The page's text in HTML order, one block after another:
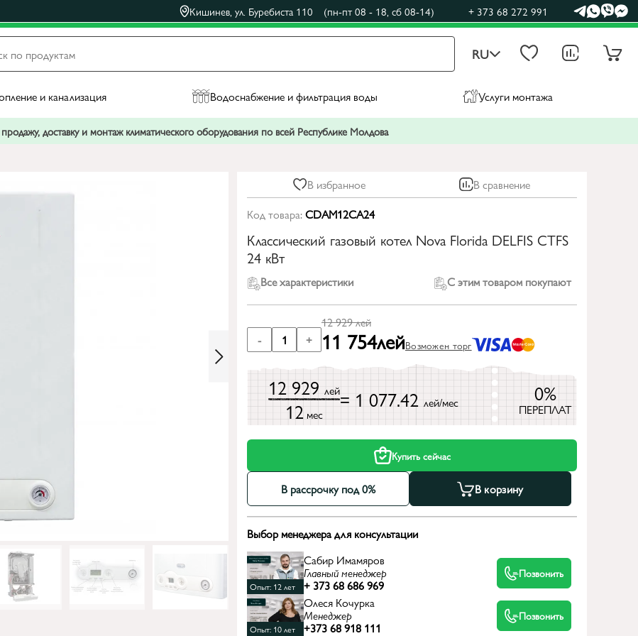
Кишинев, ул. Буребиста 110 (пн-пт 08 - 18, сб 08-14) + 373 68 272 991
RU
и канализация Водоснабжение и фильтрация воды Услуги монтажа
доставку и монтаж климатического оборудования по всей Республике Молдова
В избранное
В сравнение
Код товара:CDAM12CA24
Классический газовый котел Nova Florida DELFIS CTFS
24 кВт
Все характеристики С этим товаром покупают
- 1 +
12 929лей
11 754лейВозможен торг
12 929 лей
12мес
= 1 077.42 лей/мес 0%
ПЕРЕПЛАТ
Купить сейчас
В рассрочку под 0% В корзину
Выбор менеджера для консультации
Опыт: 12 лет
Сабир Имамяров
Главный менеджер
+ 373 68 686 969
Позвонить
Опыт: 10 лет
Олеся Кочурка
Менеджер
+373 68 918 111
Позвонить